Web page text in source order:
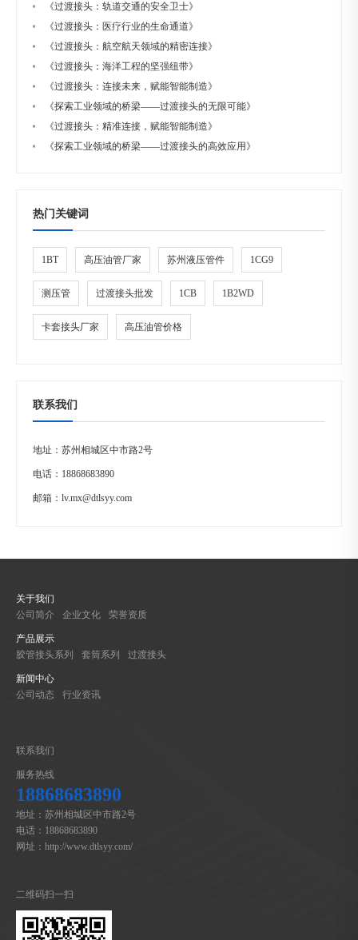
《过渡接头：轨道交通的安全卫士》
《过渡接头：医疗行业的生命通道》
《过渡接头：航空航天领域的精密连接》
《过渡接头：海洋工程的坚强纽带》
《过渡接头：连接未来，赋能智能制造》
《探索工业领域的桥梁——过渡接头的无限可能》
《过渡接头：精准连接，赋能智能制造》
《探索工业领域的桥梁——过渡接头的高效应用》
热门关键词
1BT 高压油管厂家 苏州液压管件 1CG9
测压管 过渡接头批发 1CB 1B2WD
卡套接头厂家 高压油管价格
联系我们
地址：苏州相城区中市路2号
电话： 18868683890
邮箱： lv.mx@dtlsyy.com
关于我们
公司简介
企业文化 荣誉资质
产品展示
胶管接头系列
套筒系列 过渡接头
新闻中心
公司动态
行业资讯
联系我们
服务热线
18868683890
地址：苏州相城区中市路2号
电话：18868683890
网址：http://www.dtlsyy.com/
二维码扫一扫